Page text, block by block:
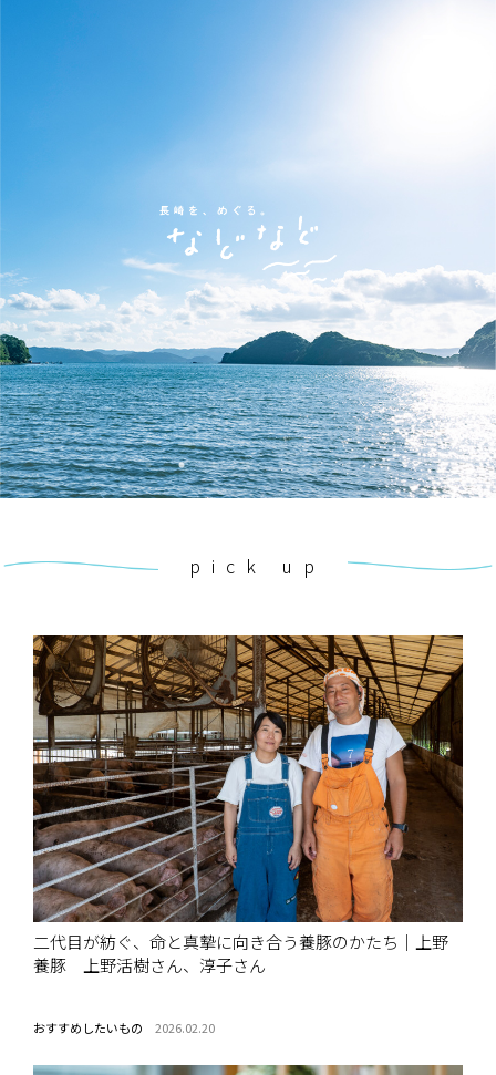
pick up
二代目が紡ぐ、命と真摯に向き合う養豚のかたち｜上野
養豚 上野活樹さん、淳子さん
おすすめしたいもの 2026.02.20